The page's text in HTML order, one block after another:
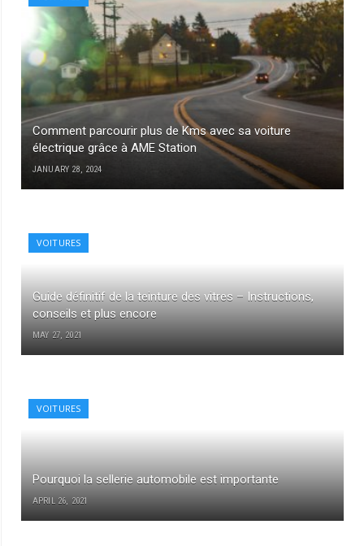
Comment parcourir plus de Kms avec sa voiture
électrique grâce à AME Station
JANUARY 28, 2024
VOITURES
Guide définitif de la teinture des vitres – Instructions,
conseils et plus encore
MAY 27, 2021
VOITURES
Pourquoi la sellerie automobile est importante
APRIL 26, 2021